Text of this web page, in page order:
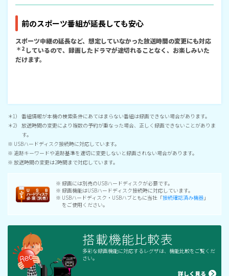
前のスポーツ番組が延長しても安心
スポーツ中継の延長など、想定していなかった放送時間の変更にも対応
＊2 しているので、録画したドラマが途切れることなく、お楽しみいた
だけます。
＊1） 番組情報が本機の検索条件にあてはまらない番組は録画できない場合があります。
＊2） 放送時間の変更により複数の予約が重なった場合、正しく録画できないことがありま
す。
※ USBハードディスク接続時に対応しています。
※ 追跡キーワードや追跡基準を適切に変更しないと録画されない場合があります。
※ 放送時間の変更は2時間まで対応しています。
※ 録画には別売のUSBハードディスクが必要です。
※ 録画機能はUSBハードディスク接続時に対応しています。
※ USBハードディスク・USBハブともに当社「接続確認済み機器 」
をご使用ください。
搭載機能比較表
多彩な録画機能に対応するレグザは、機能比較をご覧くだ
さい。
詳しく見る